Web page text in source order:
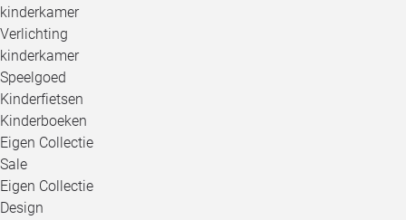
kinderkamer
Verlichting
kinderkamer
Speelgoed
Kinderfietsen
Kinderboeken
Eigen Collectie
Sale
Eigen Collectie
Design